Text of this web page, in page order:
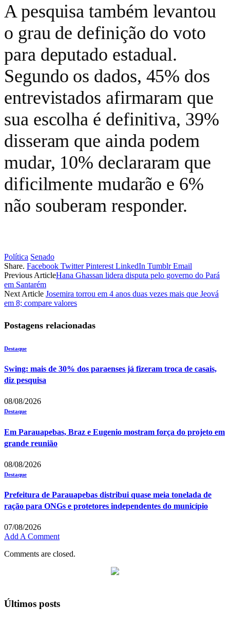
A pesquisa também levantou
o grau de definição do voto
para deputado estadual.
Segundo os dados, 45% dos
entrevistados afirmaram que
sua escolha é definitiva, 39%
disseram que ainda podem
mudar, 10% declararam que
dificilmente mudarão e 6%
não souberam responder.
Política Senado
Share. Facebook Twitter Pinterest LinkedIn Tumblr Email
Previous ArticleHana Ghassan lidera disputa pelo governo do Pará
em Santarém
Next Article Josemira torrou em 4 anos duas vezes mais que Jeová
em 8; compare valores
Postagens relacionadas
Destaque
Swing: mais de 30% dos paraenses já fizeram troca de casais,
diz pesquisa
08/08/2026
Destaque
Em Parauapebas, Braz e Eugenio mostram força do projeto em
grande reunião
08/08/2026
Destaque
Prefeitura de Parauapebas distribui quase meia tonelada de
ração para ONGs e protetores independentes do município
07/08/2026
Add A Comment
Comments are closed.
Últimos posts